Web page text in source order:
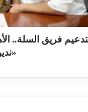
فريق السلة..